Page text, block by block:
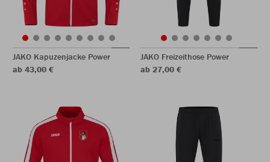
JAKO Kapuzenjacke Power
ab 43,00 €
JAKO Freizeithose Power
ab 27,00 €